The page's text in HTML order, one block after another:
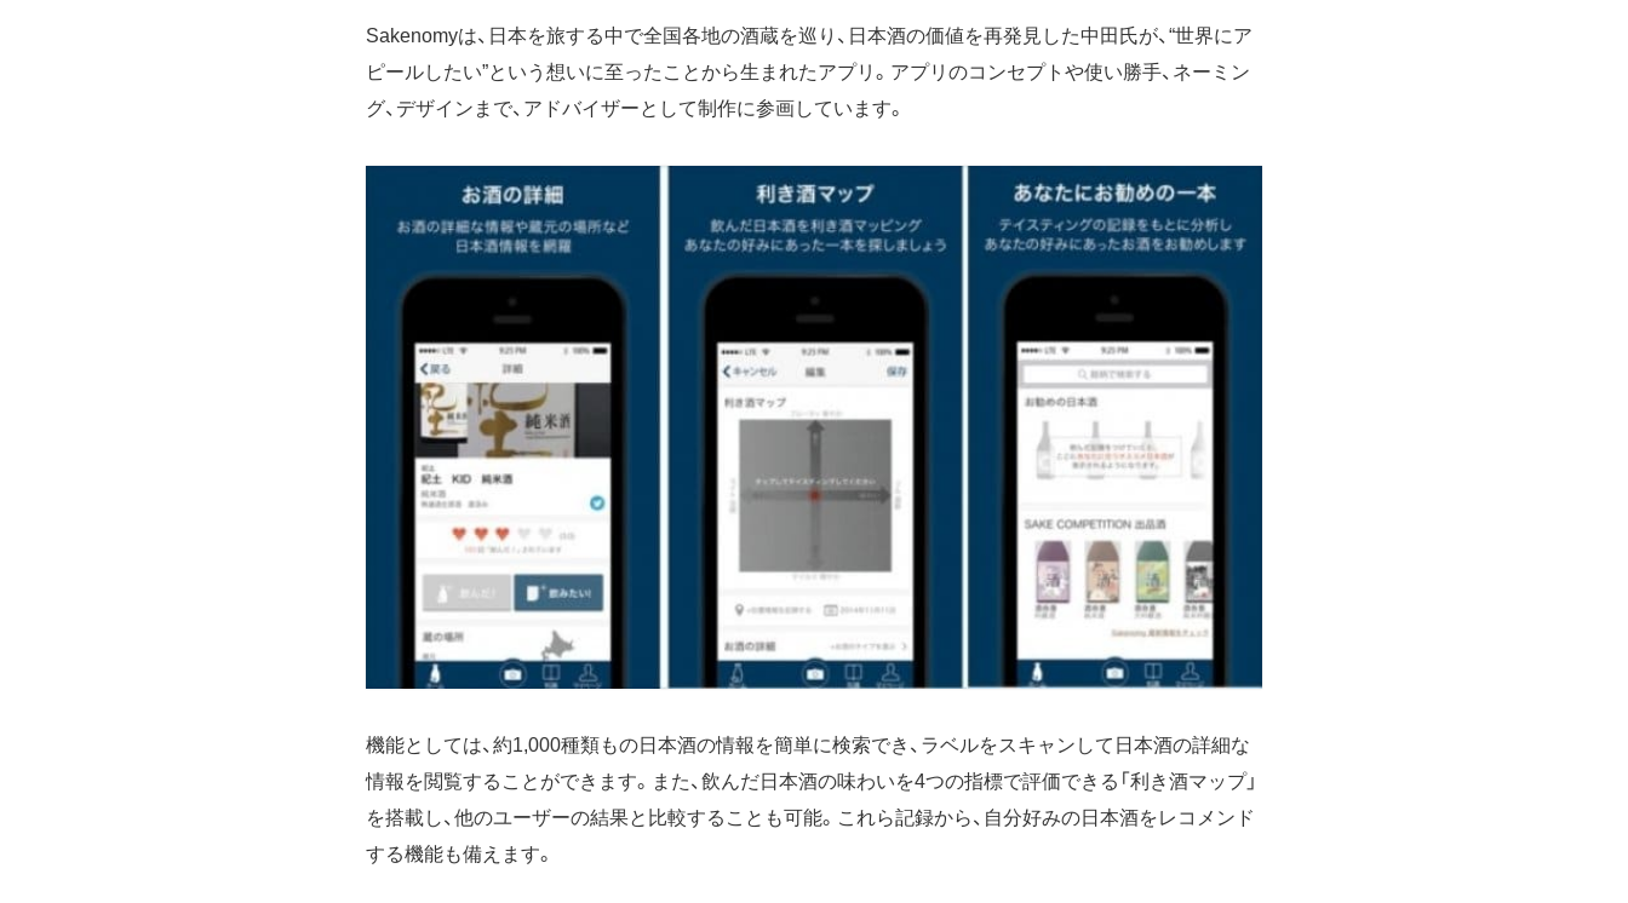
Sakenomyは、日本を旅する中で全国各地の酒蔵を巡り、日本酒の価値を再発見した中田氏が、“世界にア
ピールしたい”という想いに至ったことから生まれたアプリ。アプリのコンセプトや使い勝手、ネーミン
グ、デザインまで、アドバイザーとして制作に参画しています。
機能としては、約1,000種類もの日本酒の情報を簡単に検索でき、ラベルをスキャンして日本酒の詳細な
情報を閲覧することができます。また、飲んだ日本酒の味わいを4つの指標で評価できる「利き酒マップ」
を搭載し、他のユーザーの結果と比較することも可能。これら記録から、自分好みの日本酒をレコメンド
する機能も備えます。